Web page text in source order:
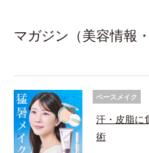
マガジン（美容情報
ベースメイク
汗・皮脂に
術